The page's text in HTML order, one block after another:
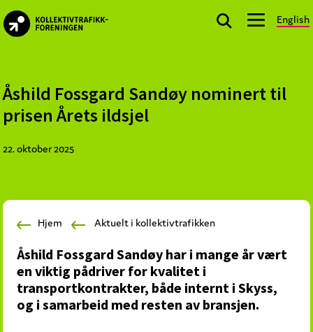
Skip
to
Skip
to
Skip
to
English
for
offentlige
aktører
planlegger,
kollektivtrafikk-
mobilitetstjenester
Åshild Fossgard Sandøy nominert til
prisen Årets ildsjel
22. oktober 2025
Hjem Aktuelt i kollektivtrafikken
Åshild Fossgard Sandøy har i mange år vært
en viktig pådriver for kvalitet i
transportkontrakter, både internt i Skyss,
og i samarbeid med resten av bransjen.